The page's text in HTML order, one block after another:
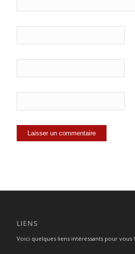
LIENS
Voici quelques liens intéressants pour vous !